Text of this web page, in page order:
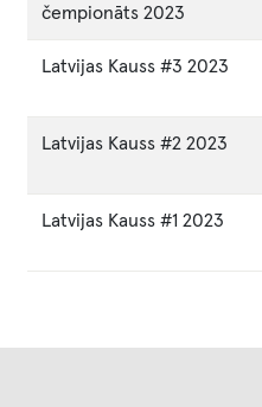
čempionāts 2023
Latvijas Kauss #3 2023
Latvijas Kauss #2 2023
Latvijas Kauss #1 2023